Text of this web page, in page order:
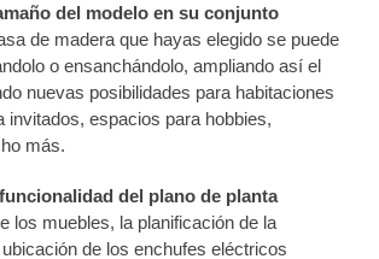
del modelo en su conjunto
de madera que hayas elegido se puede
o ensanchándolo, ampliando así el
nuevas posibilidades para habitaciones
invitados, espacios para hobbies,
más.
del plano de planta
los muebles, la planificación de la
de los enchufes eléctricos